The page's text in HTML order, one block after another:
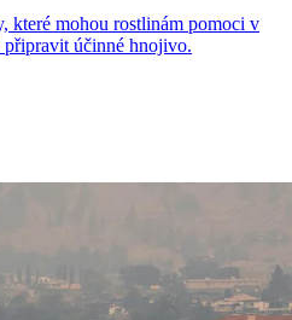
které mohou rostlinám pomoci v
připravit účinné hnojivo.